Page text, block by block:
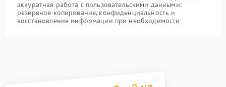
аккуратная работа с пользовательскими данными:
резервное копирование, конфиденциальность и
восстановление информации при необходимости